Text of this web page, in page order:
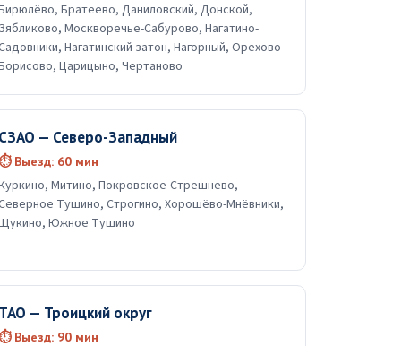
Братеево, Даниловский, Донской,
Москворечье-Сабурово, Нагатино-
Нагатинский затон, Нагорный, Орехово-
Царицыно, Чертаново
— Северо-Западный
Выезд: 60 мин
Митино, Покровское-Стрешнево,
Тушино, Строгино, Хорошёво-Мнёвники,
Южное Тушино
— Троицкий округ
Выезд: 90 мин